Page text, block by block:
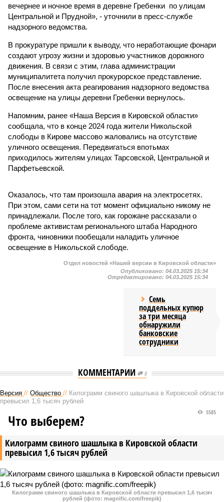
вечернее и ночное время в деревне Гребенки по улицам
Центральной и Прудной», - уточнили в пресс-службе
надзорного ведомства.
В прокуратуре пришли к выводу, что неработающие фонари
создают угрозу жизни и здоровью участников дорожного
движения. В связи с этим, глава администрации
муниципалитета получил прокурорское представление.
После внесения акта реагирования надзорного ведомства
освещение на улицы деревни Гребенки вернулось.
Напомним, ранее «Наша Версия в Кировской области»
сообщала, что в конце 2024 года жители Никольской
слободы в Кирове массово жаловались на отсутствие
уличного освещения. Передвигаться впотьмах
приходилось жителям улицах Тарсовской, Центральной и
Парфетьевской.
Оказалось, что там произошла авария на электросетях.
При этом, сами сети на тот момент официально никому не
принадлежали. После того, как горожане рассказали о
проблеме активистам регионального штаба Народного
фронта, чиновники пообещали наладить уличное
освещение в Никольской слободе.
Отдел новостей «Нашей версии в Кировской области»
Опубликовано: 04.03.2025 15:34
Отредактировано: 04.03.2025 15:34
Семь
поддельных купюр
за три месяца
обнаружили
банковские
сотрудники
КОММЕНТАРИИ 0
Версия // Общество // Килограмм свиного шашлыка в Кировской области
превысил 1,6 тысяч рублей
Килограмм свиного шашлыка в Кировской области
превысил 1,6 тысяч рублей
5585
Что выберем?
Килограмм свиного шашлыка в Кировской области превысил 1,6 тысяч
рублей (фото: magnific.com/freepik)